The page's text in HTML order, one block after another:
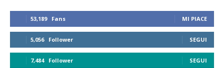
53,189 Fans MI PIACE
5,056 Follower SEGUI
7,484 Follower SEGUI